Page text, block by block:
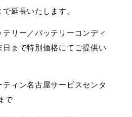
延長いたします。
リー／バッテリーコンディ
まで特別価格にてご提供い
ティン名古屋サービスセンタ
で